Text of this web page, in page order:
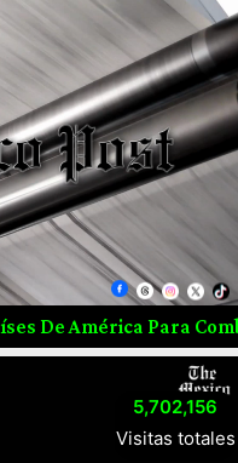
Visitas totales
5,702,156
Combatir El Crimen